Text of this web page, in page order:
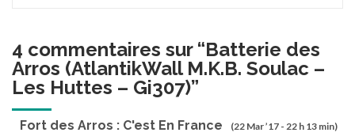
4 commentaires sur “Batterie des
Arros (AtlantikWall M.K.B. Soulac –
Les Huttes – Gi307)”
Fort des Arros : C'est En France (22 Mar ’17 - 22 h 13 min)